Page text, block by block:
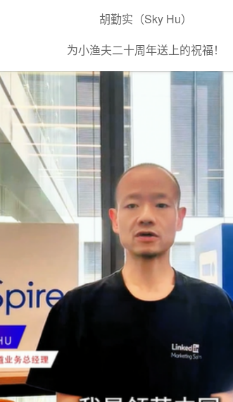
胡勤实（Sky Hu）
为小渔夫二十周年送上的祝福！